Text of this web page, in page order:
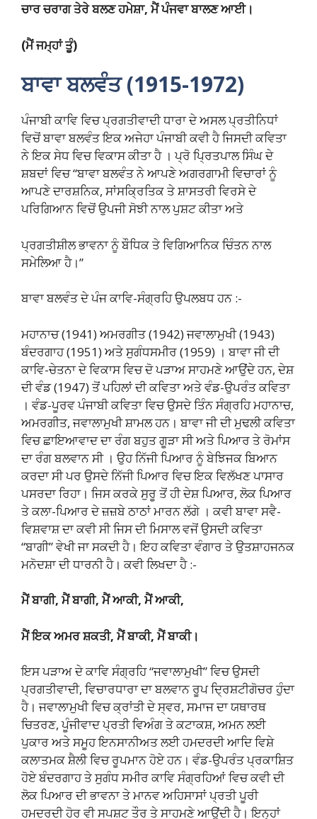
ਚਾਰ ਚਰਾਗ ਤੇਰੇ ਬਲਣ ਹਮੇਸ਼ਾ, ਮੈਂ ਪੰਜਵਾ ਬਾਲਣ ਆਈ।
(ਮੈਂ ਜਮ੍ਹਾਂ ਤੂੰ)
ਬਾਵਾ ਬਲਵੰਤ (1915-1972)
ਪੰਜਾਬੀ ਕਾਵਿ ਵਿਚ ਪ੍ਰਗਤੀਵਾਦੀ ਧਾਰਾ ਦੇ ਅਸਲ ਪ੍ਰਤੀਨਿਧਾਂ
ਵਿਚੋਂ ਬਾਵਾ ਬਲਵੰਤ ਇਕ ਅਜੇਹਾ ਪੰਜਾਬੀ ਕਵੀ ਹੈ ਜਿਸਦੀ ਕਵਿਤਾ
ਨੇ ਇਕ ਸੇਧ ਵਿਚ ਵਿਕਾਸ ਕੀਤਾ ਹੈ । ਪ੍ਰੋ ਪ੍ਰਿਤਪਾਲ ਸਿੰਘ ਦੇ
ਸ਼ਬਦਾਂ ਵਿਚ “ਬਾਵਾ ਬਲਵੰਤ ਨੇ ਆਪਣੇ ਅਗਰਗਾਮੀ ਵਿਚਾਰਾਂ ਨੂੰ
ਆਪਣੇ ਦਾਰਸ਼ਨਿਕ, ਸਾਂਸਕ੍ਰਿਤਿਕ ਤੇ ਸ਼ਾਸਤਰੀ ਵਿਰਸੇ ਦੇ
ਪਰਿਗਿਆਨ ਵਿਚੋਂ ਉਪਜੀ ਸੋਝੀ ਨਾਲ ਪੁਸ਼ਟ ਕੀਤਾ ਅਤੇ
ਪ੍ਰਗਤੀਸ਼ੀਲ ਭਾਵਨਾ ਨੂੰ ਬੌਧਿਕ ਤੇ ਵਿਗਿਆਨਿਕ ਚਿੰਤਨ ਨਾਲ
ਸਮੇਲਿਆ ਹੈ।”
ਬਾਵਾ ਬਲਵੰਤ ਦੇ ਪੰਜ ਕਾਵਿ-ਸੰਗ੍ਰਹਿ ਉਪਲਬਧ ਹਨ :-
ਮਹਾਨਾਚ (1941) ਅਮਰਗੀਤ (1942) ਜਵਾਲਾਮੁਖੀ (1943)
ਬੰਦਰਗਾਹ (1951) ਅਤੇ ਸੁਗੰਧਸਮੀਰ (1959) । ਬਾਵਾ ਜੀ ਦੀ
ਕਾਵਿ-ਚੇਤਨਾ ਦੇ ਵਿਕਾਸ ਵਿਚ ਦੋ ਪੜਾਅ ਸਾਹਮਣੇ ਆਉਂਦੇ ਹਨ, ਦੇਸ਼
ਦੀ ਵੰਡ (1947) ਤੋਂ ਪਹਿਲਾਂ ਦੀ ਕਵਿਤਾ ਅਤੇ ਵੰਡ-ਉਪਰੰਤ ਕਵਿਤਾ
। ਵੰਡ-ਪੂਰਵ ਪੰਜਾਬੀ ਕਵਿਤਾ ਵਿਚ ਉਸਦੇ ਤਿੰਨ ਸੰਗ੍ਰਹਿ ਮਹਾਨਾਚ,
ਅਮਰਗੀਤ, ਜਵਾਲਾਮੁਖੀ ਸ਼ਾਮਲ ਹਨ। ਬਾਵਾ ਜੀ ਦੀ ਮੁਢਲੀ ਕਵਿਤਾ
ਵਿਚ ਛਾਇਆਵਾਦ ਦਾ ਰੰਗ ਬਹੁਤ ਗੂੜਾ ਸੀ ਅਤੇ ਪਿਆਰ ਤੇ ਰੋਮਾਂਸ
ਦਾ ਰੰਗ ਬਲਵਾਨ ਸੀ । ਉਹ ਨਿੱਜੀ ਪਿਆਰ ਨੂੰ ਬੇਝਿਜਕ ਬਿਆਨ
ਕਰਦਾ ਸੀ ਪਰ ਉਸਦੇ ਨਿੱਜੀ ਪਿਆਰ ਵਿਚ ਇਕ ਵਿਲੱਖਣ ਪਾਸਾਰ
ਪਸਰਦਾ ਰਿਹਾ। ਜਿਸ ਕਰਕੇ ਸੁਰੂ ਤੋਂ ਹੀ ਦੇਸ਼ ਪਿਆਰ, ਲੋਕ ਪਿਆਰ
ਤੇ ਕਲਾ-ਪਿਆਰ ਦੇ ਜ਼ਜ਼ਬੇ ਠਾਠਾਂ ਮਾਰਨ ਲੱਗੇ । ਕਵੀ ਬਾਵਾ ਸਵੈ-
ਵਿਸ਼ਵਾਸ਼ ਦਾ ਕਵੀ ਸੀ ਜਿਸ ਦੀ ਮਿਸਾਲ ਵਜੋਂ ਉਸਦੀ ਕਵਿਤਾ
“ਬਾਗੀ” ਵੇਖੀ ਜਾ ਸਕਦੀ ਹੈ। ਇਹ ਕਵਿਤਾ ਵੰਗਾਰ ਤੇ ਉਤਸ਼ਾਹਜਨਕ
ਮਨੋਦਸ਼ਾ ਦੀ ਧਾਰਨੀ ਹੈ। ਕਵੀ ਲਿਖਦਾ ਹੈ :-
ਮੈਂ ਬਾਗੀ, ਮੈਂ ਬਾਗੀ, ਮੈਂ ਆਕੀ, ਮੈਂ ਆਕੀ,
ਮੈਂ ਇਕ ਅਮਰ ਸ਼ਕਤੀ, ਮੈਂ ਬਾਕੀ, ਮੈਂ ਬਾਕੀ।
ਇਸ ਪੜਾਅ ਦੇ ਕਾਵਿ ਸੰਗ੍ਰਹਿ “ਜਵਾਲਾਮੁਖੀ” ਵਿਚ ਉਸਦੀ
ਪ੍ਰਗਤੀਵਾਦੀ, ਵਿਚਾਰਧਾਰਾ ਦਾ ਬਲਵਾਨ ਰੂਪ ਦ੍ਰਿਸ਼ਟੀਗੋਚਰ ਹੁੰਦਾ
ਹੈ। ਜਵਾਲਾਮੁਖੀ ਵਿਚ ਕ੍ਰਾਂਤੀ ਦੇ ਸ੍ਵਰ, ਸਮਾਜ ਦਾ ਯਥਾਰਥ
ਚਿਤਰਣ, ਪੂੰਜੀਵਾਦ ਪ੍ਰਤੀ ਵਿਅੰਗ ਤੇ ਕਟਾਕਸ਼, ਅਮਨ ਲਈ
ਪੁਕਾਰ ਅਤੇ ਸਮੂਹ ਇਨਸਾਨੀਅਤ ਲਈ ਹਮਦਰਦੀ ਆਦਿ ਵਿਸ਼ੇ
ਕਲਾਤਮਕ ਸ਼ੈਲੀ ਵਿਚ ਰੂਪਮਾਨ ਹੋਏ ਹਨ। ਵੰਡ-ਉਪਰੰਤ ਪ੍ਰਕਾਸ਼ਿਤ
ਹੋਏ ਬੰਦਰਗਾਹ ਤੇ ਸੁਗੰਧ ਸਮੀਰ ਕਾਵਿ ਸੰਗ੍ਰਹਿਆਂ ਵਿਚ ਕਵੀ ਦੀ
ਲੋਕ ਪਿਆਰ ਦੀ ਭਾਵਨਾ ਤੇ ਮਾਨਵ ਅਹਿਸਾਸਾਂ ਪ੍ਰਤੀ ਪੂਰੀ
ਹਮਦਰਦੀ ਹੋਰ ਵੀ ਸਪਸ਼ਟ ਤੌਰ ਤੇ ਸਾਹਮਣੇ ਆਉਂਦੀ ਹੈ। ਇਨ੍ਹਾਂ